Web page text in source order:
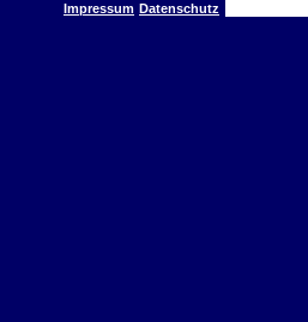
Impressum Datenschutz